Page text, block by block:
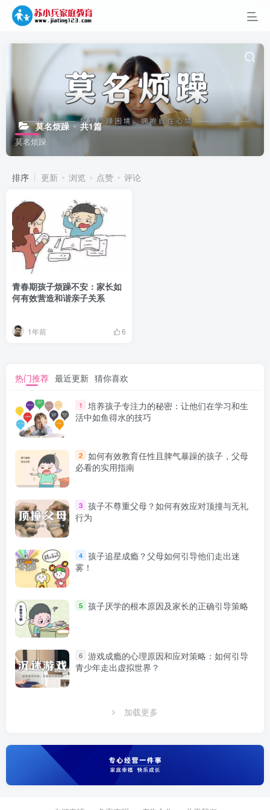
莫名烦躁 共1篇
莫名烦躁
排序 更新 浏览 点赞 评论
青春期孩子烦躁不安：家长如
何有效营造和谐亲子关系
1年前 6
热门推荐 最近更新 猜你喜欢
1
培养孩子专注力的秘密：让他们在学习和生
活中如鱼得水的技巧
2 如何有效教育任性且脾气暴躁的孩子，父母
必看的实用指南
3 孩子不尊重父母？如何有效应对顶撞与无礼
行为
4 孩子追星成瘾？父母如何引导他们走出迷
雾！
5 孩子厌学的根本原因及家长的正确引导策略
6 游戏成瘾的心理原因和应对策略：如何引导
青少年走出虚拟世界？
加载更多